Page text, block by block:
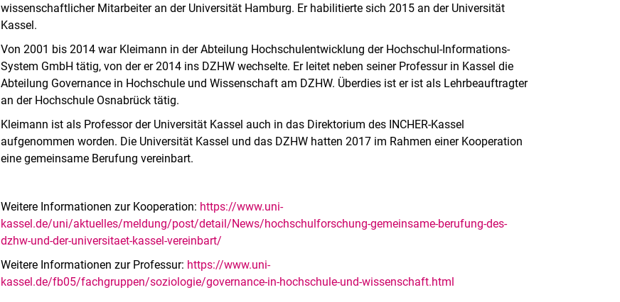
wissenschaftlicher Mitarbeiter an der Universität Hamburg. Er habilitierte sich 2015 an der Universität
Kassel.
Von 2001 bis 2014 war Kleimann in der Abteilung Hochschulentwicklung der Hochschul-Informations-
System GmbH tätig, von der er 2014 ins DZHW wechselte. Er leitet neben seiner Professur in Kassel die
Abteilung Governance in Hochschule und Wissenschaft am DZHW. Überdies ist er ist als Lehrbeauftragter
an der Hochschule Osnabrück tätig.
Kleimann ist als Professor der Universität Kassel auch in das Direktorium des INCHER-Kassel
aufgenommen worden. Die Universität Kassel und das DZHW hatten 2017 im Rahmen einer Kooperation
eine gemeinsame Berufung vereinbart.
Weitere Informationen zur Kooperation: https://www.uni-
kassel.de/uni/aktuelles/meldung/post/detail/News/hochschulforschung-gemeinsame-berufung-des-
dzhw-und-der-universitaet-kassel-vereinbart/
Weitere Informationen zur Professur: https://www.uni-
kassel.de/fb05/fachgruppen/soziologie/governance-in-hochschule-und-wissenschaft.html